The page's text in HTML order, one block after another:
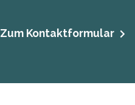
Zum Kontaktformular